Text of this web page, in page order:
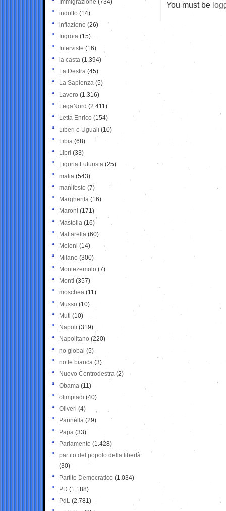
You must be
Immigrazione (734)
indulto (14)
inflazione (26)
Ingroia (15)
Interviste (16)
la casta (1.394)
La Destra (45)
La Sapienza (5)
Lavoro (1.316)
LegaNord (2.411)
Letta Enrico (154)
Liberi e Uguali (10)
Libia (68)
Libri (33)
Liguria Futurista (25)
mafia (543)
manifesto (7)
Margherita (16)
Maroni (171)
Mastella (16)
Mattarella (60)
Meloni (14)
Milano (300)
Montezemolo (7)
Monti (357)
moschea (11)
Musso (10)
Muti (10)
Napoli (319)
Napolitano (220)
no global (5)
notte bianca (3)
Nuovo Centrodestra (2)
Obama (11)
olimpiadi (40)
Oliveri (4)
Pannella (29)
Papa (33)
Parlamento (1.428)
partito del popolo della libertà
(30)
Partito Democratico (1.034)
PD (1.188)
PdL (2.781)